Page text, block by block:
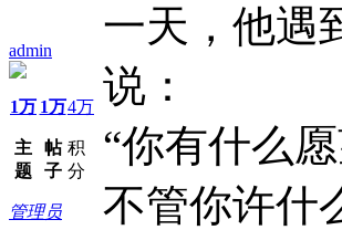
admin
1万
主
题
1万
帖
子
4万
积
分
管理员
一天，他遇
说：
“你有什么
不管你许什